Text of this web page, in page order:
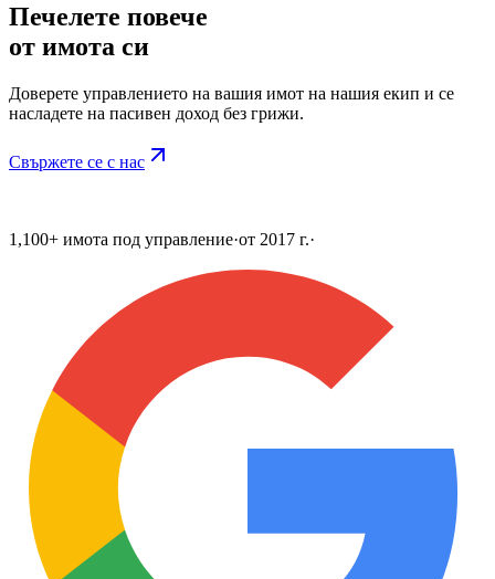
Печелете повече
от имота си
Доверете управлението на вашия имот на нашия екип и се
насладете на пасивен доход без грижи.
Свържете се с нас
1,100+ имота под управление·от 2017 г.·